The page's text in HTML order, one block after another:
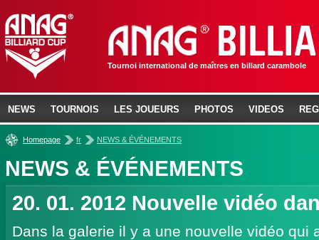
Homepage
» fr
» NEWS & ÉVÉNEMENTS
NEWS & ÉVÉNEMENTS
20. 01. 2012 Nouvelle vidéo
Dans la galerie il y a une nouvelle vidéo qui
Tournoi international de maîtres en billard carambole
NEWS TOURNOIS LES JOUEURS PHOTOS VIDEOS